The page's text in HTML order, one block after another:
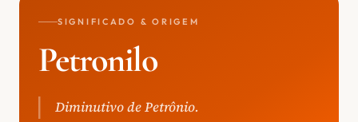
SIGNIFICADO & ORIGEM
Petronilo
Diminutivo de Petrônio.